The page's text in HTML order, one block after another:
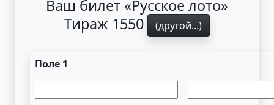
Ваш билет «Русское лото»
Тираж 1550
(другой...)
Поле 1